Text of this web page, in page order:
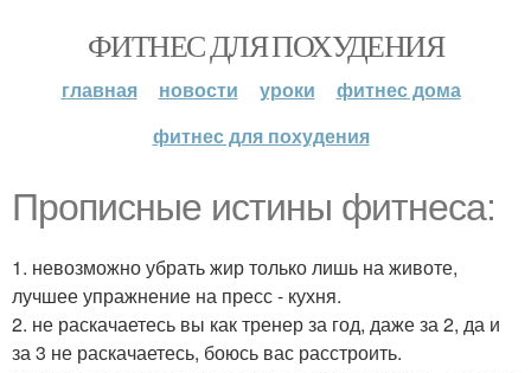
ФИТНЕС ДЛЯ ПОХУДЕНИЯ
главная новости уроки
фитнес дома
фитнес для похудения
Прописные истины фитнеса:
1. невозможно убрать жир только лишь на животе,
лучшее упражнение на пресс - кухня.
2. не раскачаетесь вы как тренер за год, даже за 2, да и
за 3 не раскачаетесь, боюсь вас расстроить.